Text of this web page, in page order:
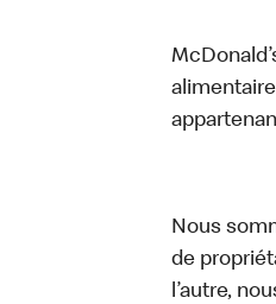
Nous
de
l’autre,